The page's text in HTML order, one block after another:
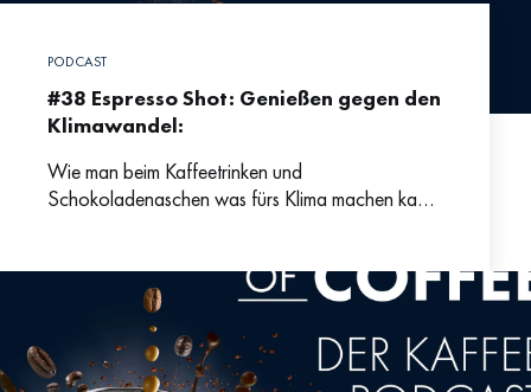
PODCAST
#38 Espresso Shot: Genießen gegen den
Klimawandel:
Wie man beim Kaffeetrinken und
Schokoladenaschen was fürs Klima machen kann